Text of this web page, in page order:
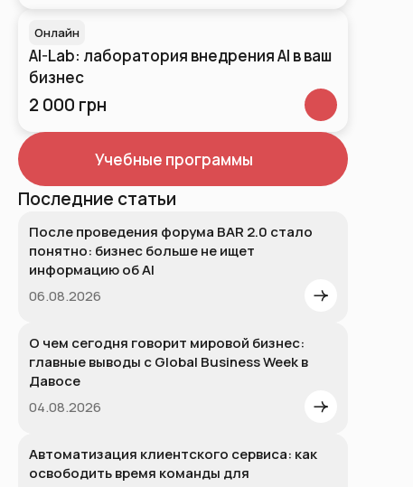
Онлайн
AI-Lab: лаборатория внедрения AI в ваш
бизнес
2 000 грн
Учебные программы
Последние статьи
После проведения форума BAR 2.0 стало
понятно: бизнес больше не ищет
информацию об AI
06.08.2026
О чем сегодня говорит мировой бизнес:
главные выводы с Global Business Week в
Давосе
04.08.2026
Автоматизация клиентского сервиса: как
освободить время команды для